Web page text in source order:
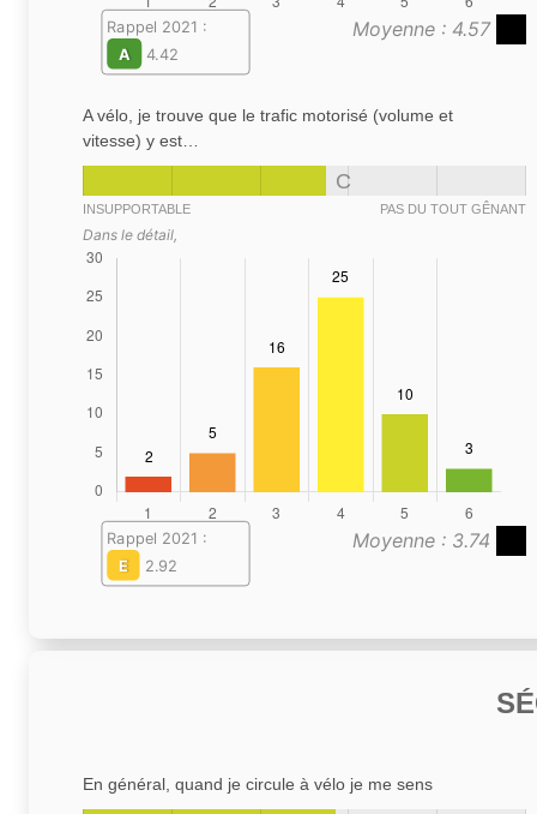
Moyenne : 4.57
Rappel 2021 :
A
4.42
A vélo, je trouve que le trafic motorisé (volume et
vitesse) y est…
C
INSUPPORTABLE PAS DU TOUT GÊNANT
Dans le détail,
Moyenne : 3.74
Rappel 2021 :
E
2.92
En général, quand je circule à vélo je me sens